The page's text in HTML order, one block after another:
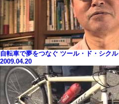
自転車で夢をつなぐ ツール・ド・シク
2009.04.20